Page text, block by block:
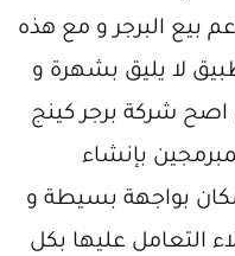
بيع البرجر و مع هذه
لا يليق بشهرة و
شركة برجر كينج
بإنشاء
بواجهة بسيطة و
التعامل عليها بكل